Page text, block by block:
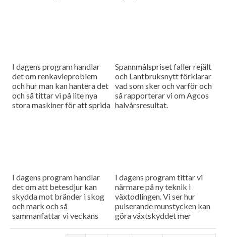
I dagens program handlar
det om renkavleproblem
och hur man kan hantera det
och så tittar vi på lite nya
stora maskiner för att sprida
Spannmålspriset faller rejält
och Lantbruksnytt förklarar
vad som sker och varför och
så rapporterar vi om Agcos
halvårsresultat.
I dagens program handlar
det om att betesdjur kan
skydda mot bränder i skog
och mark och så
sammanfattar vi veckans
en söndagstävling.
I dagens program tittar vi
närmare på ny teknik i
växtodlingen. Vi ser hur
pulserande munstycken kan
göra växtskyddet mer
såmaskin med tre separata